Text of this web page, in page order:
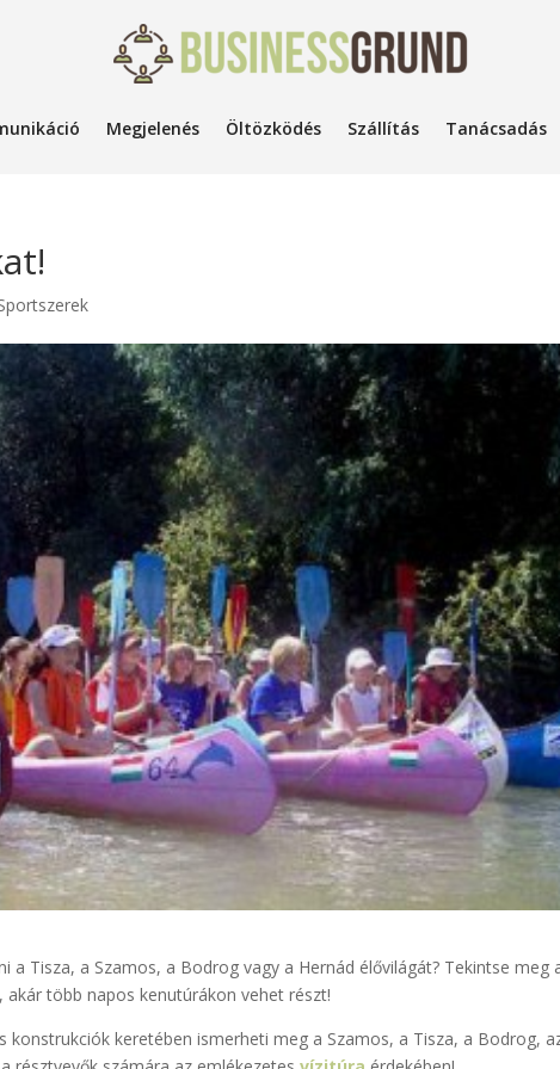
Megjelenés Öltözködés Szállítás Tanácsadás
a Tisza, a Szamos, a Bodrog vagy a Hernád élővilágát? Tekintse meg
több napos kenutúrákon vehet részt!
konstrukciók keretében ismerheti meg a Szamos, a Tisza, a Bodrog,